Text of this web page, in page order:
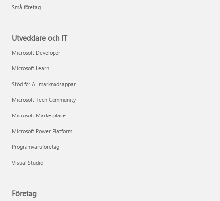
Små företag
Utvecklare och IT
Microsoft Developer
Microsoft Learn
Stöd för AI-marknadsappar
Microsoft Tech Community
Microsoft Marketplace
Microsoft Power Platform
Programvaruföretag
Visual Studio
Företag